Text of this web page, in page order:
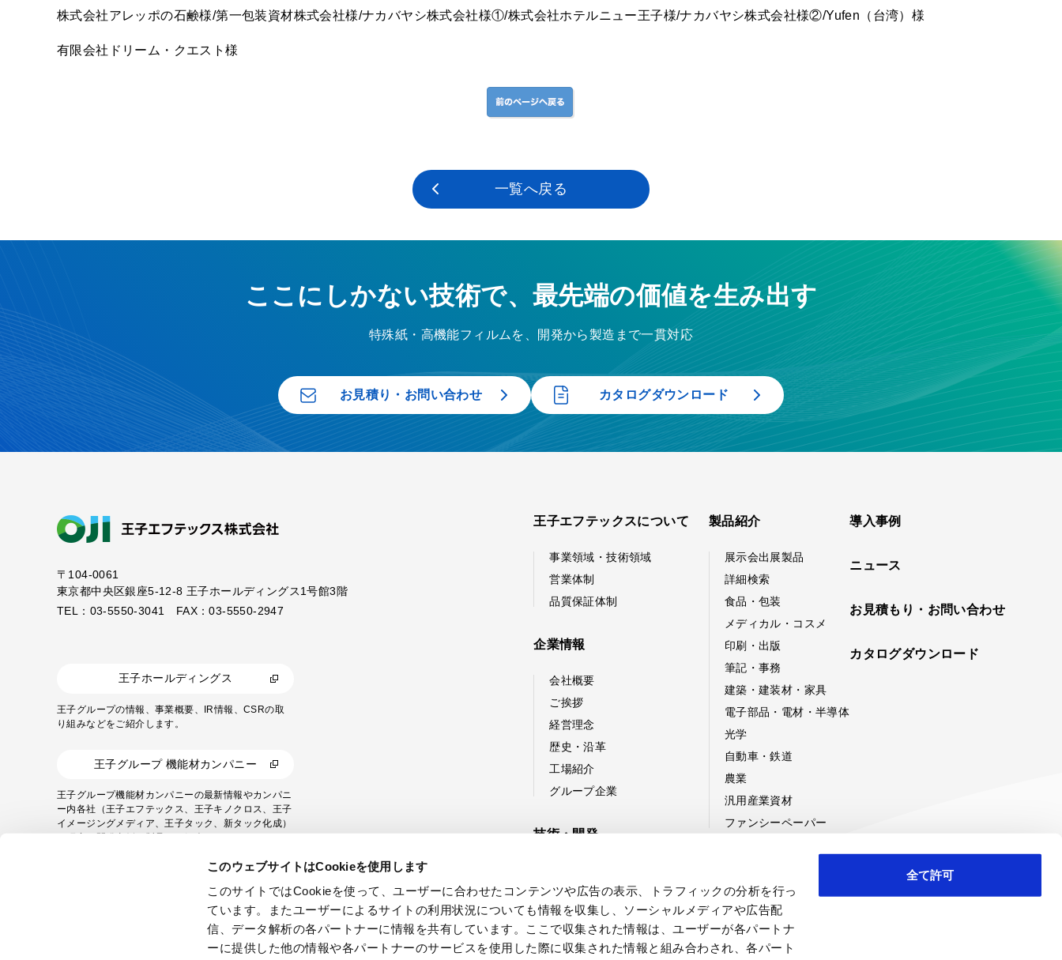
このウェブサイトはCookieを使用します
このサイトではCookieを使って、ユーザーに合わせたコンテンツや広告の表示、トラフィックの分析を行っ
ています。またユーザーによるサイトの利用状況についても情報を収集し、ソーシャルメディアや広告配
信、データ解析の各パートナーに情報を共有しています。ここで収集された情報は、ユーザーが各パートナ
ーに提供した他の情報や各パートナーのサービスを使用した際に収集された情報と組み合わされ、各パート
全て許可
株式会社アレッポの石鹸様/第一包装資材株式会社様/ナカバヤシ株式会社様①/株式会社ホテルニュー王子様/ナカバヤシ株式会社様②/Yufen（台湾）様
有限会社ドリーム・クエスト様
一覧へ戻る
ここにしかない技術で、最先端の価値を生み出す
特殊紙・高機能フィルムを、開発から製造まで一貫対応
お見積り・お問い合わせ カタログダウンロード
〒104-0061
東京都中央区銀座5-12-8 王子ホールディングス1号館3階
TEL：03-5550-3041 FAX：03-5550-2947
王子ホールディングス
王子グループの情報、事業概要、IR情報、CSRの取
り組みなどをご紹介します。
王子グループ 機能材カンパニー
王子グループ機能材カンパニーの最新情報やカンパニ
ー内各社（王子エフテックス、王子キノクロス、王子
イメージングメディア、王子タック、新タック化成）
王子エフテックスについて
事業領域・技術領域
営業体制
品質保証体制
企業情報
会社概要
ご挨拶
経営理念
歴史・沿革
工場紹介
グループ企業
技術・開発
新製品・技術開発への取り組み
開発事例
製品紹介
展示会出展製品
詳細検索
食品・包装
メディカル・コスメ
印刷・出版
筆記・事務
建築・建装材・家具
電子部品・電材・半導体
光学
自動車・鉄道
農業
汎用産業資材
ファンシーペーパー
導入事例
ニュース
お見積もり・お問い合わせ
カタログダウンロード